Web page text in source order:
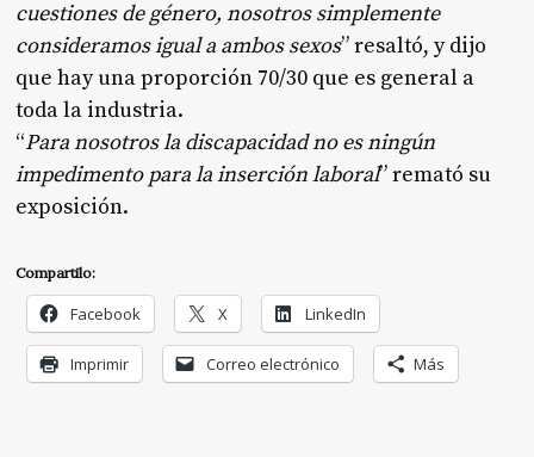
cuestiones de género, nosotros simplemente
consideramos igual a ambos sexos” resaltó, y dijo
que hay una proporción 70/30 que es general a
toda la industria.
“Para nosotros la discapacidad no es ningún
impedimento para la inserción laboral” remató su
exposición.
Compartilo:
Facebook X LinkedIn
Imprimir Correo electrónico Más